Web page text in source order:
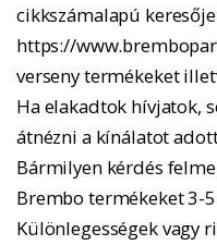
cikkszámalapú
https://
verseny termékeket
Ha elakadtok hívjatok,
átnézni a kínálatot
Bármilyen kérdés
Brembo termékeket 3-
Különlegességek vagy